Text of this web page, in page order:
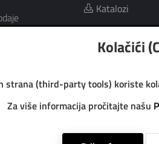
i obrada
Katalozi
Kolačići
(third-party tools) koriste
Za više informacija pročitajte našu